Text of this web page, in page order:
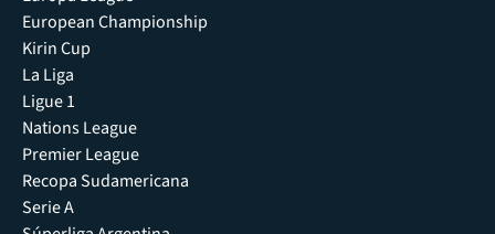
European Championship
Kirin Cup
La Liga
Ligue 1
Nations League
Premier League
Recopa Sudamericana
Serie A